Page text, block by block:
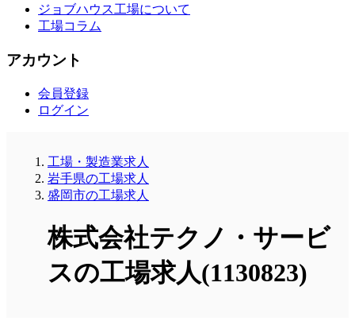
ジョブハウス工場について
工場コラム
アカウント
会員登録
ログイン
工場・製造業求人
岩手県の工場求人
盛岡市の工場求人
株式会社テクノ・サービ
スの工場求人(1130823)